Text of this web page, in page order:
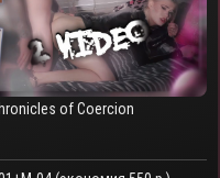
of Coercion